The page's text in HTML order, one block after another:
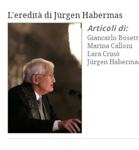
L'eredità di Jürgen Habermas
Articoli di:
Giancarlo
Marina Calloni
Lara Crinò
Jürgen